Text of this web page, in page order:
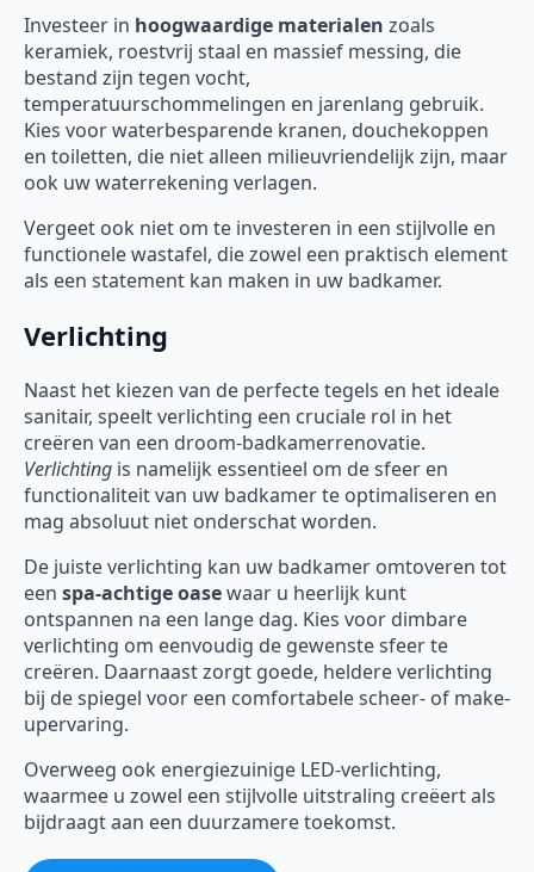
Investeer in hoogwaardige materialen zoals
keramiek, roestvrij staal en massief messing, die
bestand zijn tegen vocht,
temperatuurschommelingen en jarenlang gebruik.
Kies voor waterbesparende kranen, douchekoppen
en toiletten, die niet alleen milieuvriendelijk zijn, maar
ook uw waterrekening verlagen.
Vergeet ook niet om te investeren in een stijlvolle en
functionele wastafel, die zowel een praktisch element
als een statement kan maken in uw badkamer.
Verlichting
Naast het kiezen van de perfecte tegels en het ideale
sanitair, speelt verlichting een cruciale rol in het
creëren van een droom-badkamerrenovatie.
Verlichting is namelijk essentieel om de sfeer en
functionaliteit van uw badkamer te optimaliseren en
mag absoluut niet onderschat worden.
De juiste verlichting kan uw badkamer omtoveren tot
een spa-achtige oasewaar u heerlijk kunt
ontspannen na een lange dag. Kies voor dimbare
verlichting om eenvoudig de gewenste sfeer te
creëren. Daarnaast zorgt goede, heldere verlichting
bij de spiegel voor een comfortabele scheer- of make-
upervaring.
Overweeg ook energiezuinige LED-verlichting,
waarmee u zowel een stijlvolle uitstraling creëert als
bijdraagt aan een duurzamere toekomst.